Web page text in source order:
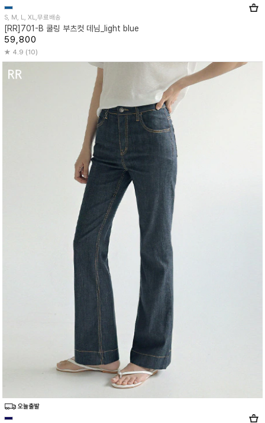
S, M, L, XL,무료배송
[RR]701-B 쿨링 부츠컷 데님_light blue
59,800
4.9 (10)